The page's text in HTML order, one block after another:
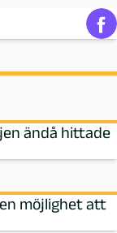
ändå hittade
möjlighet att